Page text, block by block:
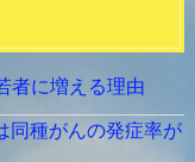
者に増える理由
同種がんの発症率が